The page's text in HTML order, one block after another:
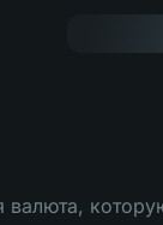
валюта,